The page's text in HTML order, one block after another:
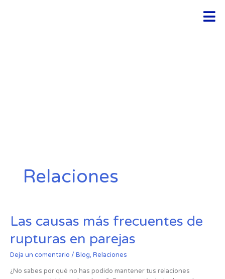
Relaciones
Las causas más frecuentes de
rupturas en parejas
Deja un comentario / Blog, Relaciones
¿No sabes por qué no has podido mantener tus relaciones
Las
causas
más
frecuentes
de
rupturas